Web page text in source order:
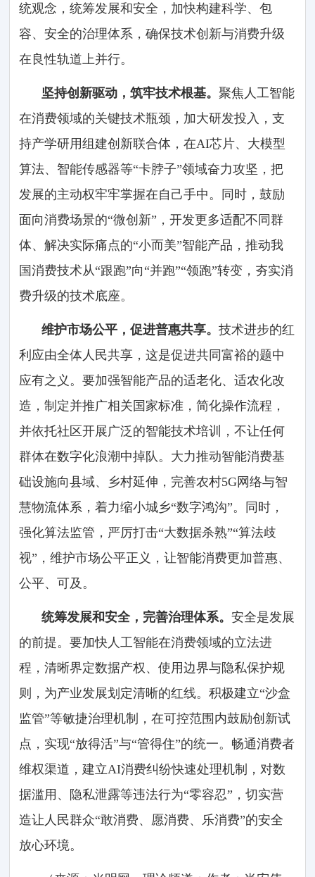
统观念，统筹发展和安全，加快构建科学、包
容、安全的治理体系，确保技术创新与消费升级
在良性轨道上并行。
坚持创新驱动，筑牢技术根基。聚焦人工智能
在消费领域的关键技术瓶颈，加大研发投入，支
持产学研用组建创新联合体，在AI芯片、大模型
算法、智能传感器等“卡脖子”领域奋力攻坚，把
发展的主动权牢牢掌握在自己手中。同时，鼓励
面向消费场景的“微创新”，开发更多适配不同群
体、解决实际痛点的“小而美”智能产品，推动我
国消费技术从“跟跑”向“并跑”“领跑”转变，夯实消
费升级的技术底座。
维护市场公平，促进普惠共享。技术进步的红
利应由全体人民共享，这是促进共同富裕的题中
应有之义。要加强智能产品的适老化、适农化改
造，制定并推广相关国家标准，简化操作流程，
并依托社区开展广泛的智能技术培训，不让任何
群体在数字化浪潮中掉队。大力推动智能消费基
础设施向县域、乡村延伸，完善农村5G网络与智
慧物流体系，着力缩小城乡“数字鸿沟”。同时，
强化算法监管，严厉打击“大数据杀熟”“算法歧
视”，维护市场公平正义，让智能消费更加普惠、
公平、可及。
统筹发展和安全，完善治理体系。安全是发展
的前提。要加快人工智能在消费领域的立法进
程，清晰界定数据产权、使用边界与隐私保护规
则，为产业发展划定清晰的红线。积极建立“沙盒
监管”等敏捷治理机制，在可控范围内鼓励创新试
点，实现“放得活”与“管得住”的统一。畅通消费者
维权渠道，建立AI消费纠纷快速处理机制，对数
据滥用、隐私泄露等违法行为“零容忍”，切实营
造让人民群众“敢消费、愿消费、乐消费”的安全
放心环境。